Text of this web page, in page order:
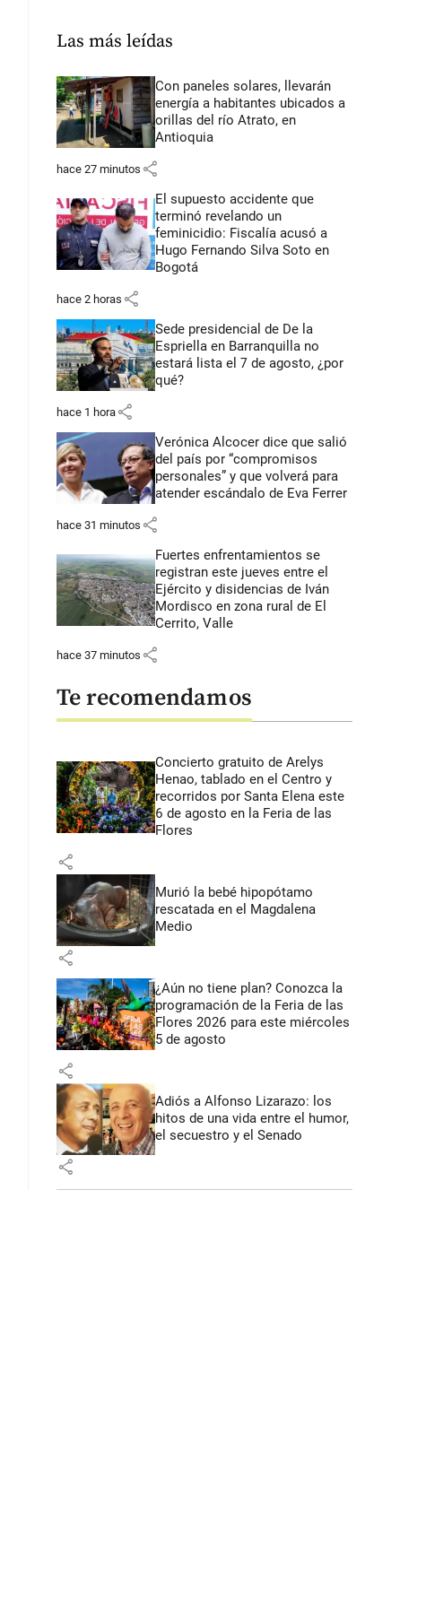
54 segundos
Las más leídas
Con paneles solares, llevarán
energía a habitantes ubicados a
orillas del río Atrato, en
Antioquia
hace 27 minutos share
El supuesto accidente que
terminó revelando un
feminicidio: Fiscalía acusó a
Hugo Fernando Silva Soto en
Bogotá
hace 2 horas share
Sede presidencial de De la
Espriella en Barranquilla no
estará lista el 7 de agosto, ¿por
qué?
hace 1 hora share
Verónica Alcocer dice que salió
del país por “compromisos
personales” y que volverá para
atender escándalo de Eva Ferrer
hace 31 minutos share
Fuertes enfrentamientos se
registran este jueves entre el
Ejército y disidencias de Iván
Mordisco en zona rural de El
Cerrito, Valle
hace 37 minutos share
Te recomendamos
Concierto gratuito de Arelys
Henao, tablado en el Centro y
recorridos por Santa Elena este
6 de agosto en la Feria de las
Flores
share
Murió la bebé hipopótamo
rescatada en el Magdalena
Medio
share
¿Aún no tiene plan? Conozca la
programación de la Feria de las
Flores 2026 para este miércoles
5 de agosto
share
Adiós a Alfonso Lizarazo: los
hitos de una vida entre el humor,
el secuestro y el Senado
share